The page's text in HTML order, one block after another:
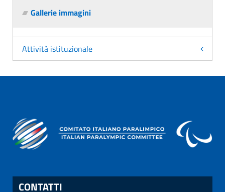
Gallerie immagini
Attività istituzionale
CONTATTI